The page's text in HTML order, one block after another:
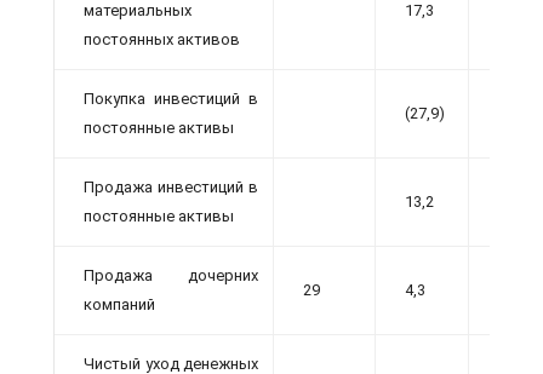
материальных
постоянных активов
17,3
Покупка инвестиций в
постоянные активы
(27,9)
Продажа инвестиций в
постоянные активы
13,2
Продажа дочерних
компаний
29 4,3
Чистый уход денежных